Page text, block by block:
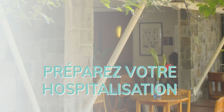
PRÉPAREZ VOTRE
HOSPITALISATION